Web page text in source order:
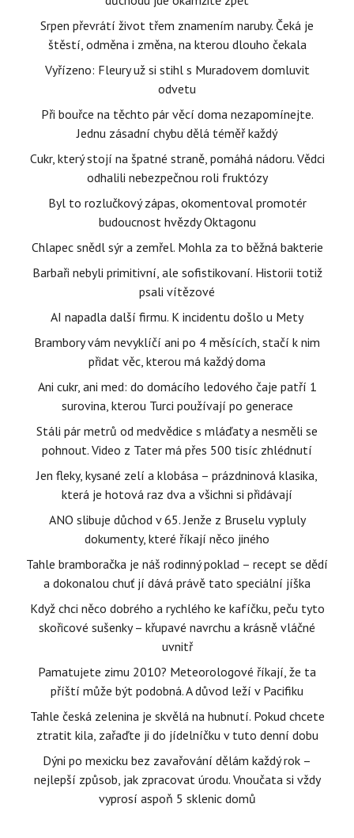
Srpen převrátí život třem znamením naruby. Čeká je
štěstí, odměna i změna, na kterou dlouho čekala
Vyřízeno: Fleury už si stihl s Muradovem domluvit
odvetu
Při bouřce na těchto pár věcí doma nezapomínejte.
Jednu zásadní chybu dělá téměř každý
Cukr, který stojí na špatné straně, pomáhá nádoru. Vědci
odhalili nebezpečnou roli fruktózy
Byl to rozlučkový zápas, okomentoval promotér
budoucnost hvězdy Oktagonu
Chlapec snědl sýr a zemřel. Mohla za to běžná bakterie
Barbaři nebyli primitivní, ale sofistikovaní. Historii totiž
psali vítězové
AI napadla další firmu. K incidentu došlo u Mety
Brambory vám nevyklíčí ani po 4 měsících, stačí k nim
přidat věc, kterou má každý doma
Ani cukr, ani med: do domácího ledového čaje patří 1
surovina, kterou Turci používají po generace
Stáli pár metrů od medvědice s mláďaty a nesměli se
pohnout. Video z Tater má přes 500 tisíc zhlédnutí
Jen fleky, kysané zelí a klobása – prázdninová klasika,
která je hotová raz dva a všichni si přidávají
ANO slibuje důchod v 65. Jenže z Bruselu vypluly
dokumenty, které říkají něco jiného
Tahle bramboračka je náš rodinný poklad – recept se dědí
a dokonalou chuť jí dává právě tato speciální jíška
Když chci něco dobrého a rychlého ke kafíčku, peču tyto
skořicové sušenky – křupavé navrchu a krásně vláčné
uvnitř
Pamatujete zimu 2010? Meteorologové říkají, že ta
příští může být podobná. A důvod leží v Pacifiku
Tahle česká zelenina je skvělá na hubnutí. Pokud chcete
ztratit kila, zařaďte ji do jídelníčku v tuto denní dobu
Dýni po mexicku bez zavařování dělám každý rok –
nejlepší způsob, jak zpracovat úrodu. Vnoučata si vždy
vyprosí aspoň 5 sklenic domů